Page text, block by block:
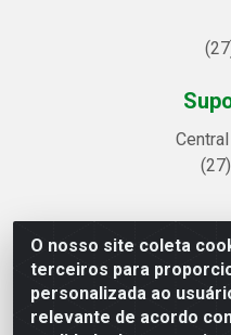
O nosso site coleta
terceiros para
personalizada ao
relevante de acordo
Linhavix Distribuidora
Quadra314 Lote 05 e 07 -
- CNPJ